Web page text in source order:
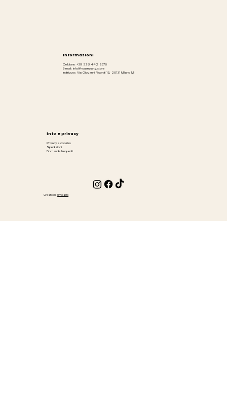
Informazioni
Cellulare: +39 328 442 2576
E-mail: info@houseparty.store
Indirizzo: Via Giovanni Ricordi 13, 20131 Milano MI
Info e privacy
Privacy e cookies
Spedizioni
Domande frequenti
Creato da Ufficiami